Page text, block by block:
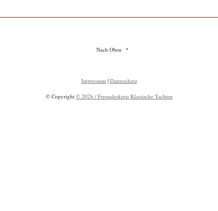
Nach Oben
Impressum | Datenschutz
© Copyright © 2026 / Freundeskreis Klassische Yachten